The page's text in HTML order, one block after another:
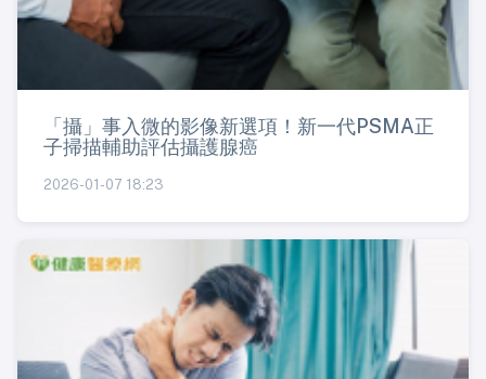
「攝」事入微的影像新選項！新一代PSMA正
子掃描輔助評估攝護腺癌
2026-01-07 18:23